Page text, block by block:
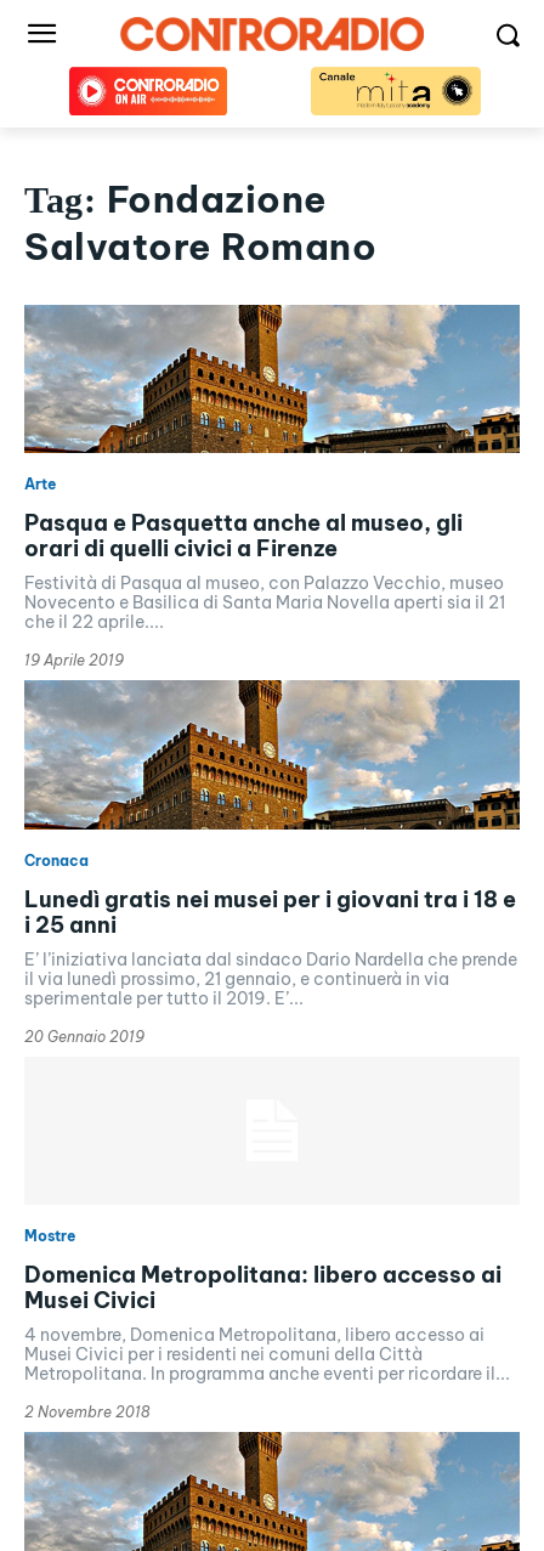
Tag: Fondazione
Salvatore Romano
Arte
Pasqua e Pasquetta anche al museo, gli
orari di quelli civici a Firenze
Festività di Pasqua al museo, con Palazzo Vecchio, museo
Novecento e Basilica di Santa Maria Novella aperti sia il 21
che il 22 aprile....
19 Aprile 2019
Cronaca
Lunedì gratis nei musei per i giovani tra i 18 e
i 25 anni
E’ l’iniziativa lanciata dal sindaco Dario Nardella che prende
il via lunedì prossimo, 21 gennaio, e continuerà in via
sperimentale per tutto il 2019. E’...
20 Gennaio 2019
Mostre
Domenica Metropolitana: libero accesso ai
Musei Civici
4 novembre, Domenica Metropolitana, libero accesso ai
Musei Civici per i residenti nei comuni della Città
Metropolitana. In programma anche eventi per ricordare il...
2 Novembre 2018